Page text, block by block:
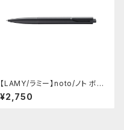
【LAMY/ラミー】noto/ノト ボー
ルペン・限定色 (オールブラック)
¥2,750